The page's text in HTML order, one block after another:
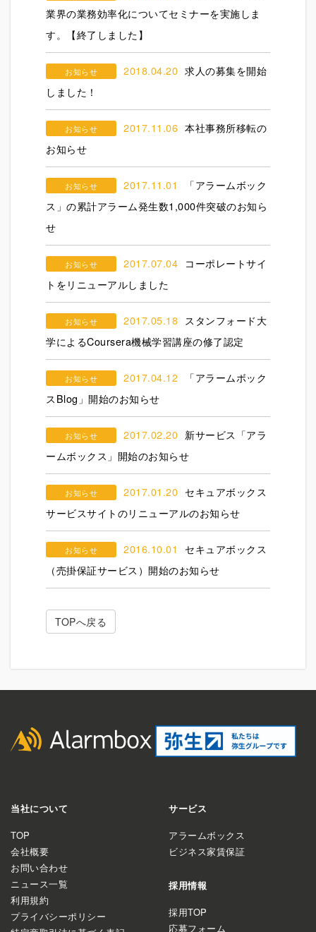
業界の業務効率化についてセミナーを実施しま
す。【終了しました】
お知らせ 2018.04.20 求人の募集を開始
しました！
お知らせ 2017.11.06 本社事務所移転の
お知らせ
お知らせ 2017.11.01
「アラームボック
ス」の累計アラーム発生数1,000件突破のお知ら
せ
お知らせ 2017.07.04 コーポレートサイ
トをリニューアルしました
お知らせ 2017.05.18 スタンフォード大
学によるCoursera機械学習講座の修了認定
お知らせ 2017.04.12
「アラームボック
スBlog」開始のお知らせ
お知らせ 2017.02.20 新サービス「アラ
ームボックス」開始のお知らせ
お知らせ 2017.01.20 セキュアボックス
サービスサイトのリニューアルのお知らせ
お知らせ 2016.10.01
セキュアボックス
（売掛保証サービス）開始のお知らせ
TOPへ戻る
当社について
TOP
会社概要
お問い合わせ
ニュース一覧
利用規約
プライバシーポリシー
サービス
アラームボックス
ビジネス家賃保証
採用情報
採用TOP
応募フォーム